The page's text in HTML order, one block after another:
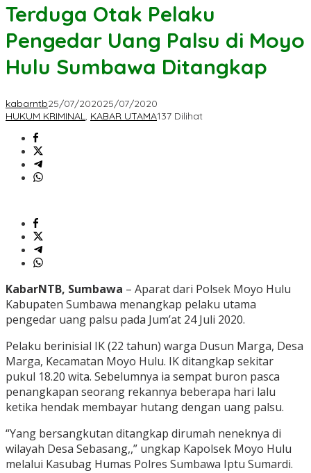
Terduga Otak Pelaku
Pengedar Uang Palsu di Moyo
Hulu Sumbawa Ditangkap
kabarntb25/07/202025/07/2020
HUKUM KRIMINAL, KABAR UTAMA137 Dilihat
KabarNTB, Sumbawa – Aparat dari Polsek Moyo Hulu
Kabupaten Sumbawa menangkap pelaku utama
pengedar uang palsu pada Jum’at 24 Juli 2020.
Pelaku berinisial IK (22 tahun) warga Dusun Marga, Desa
Marga, Kecamatan Moyo Hulu. IK ditangkap sekitar
pukul 18.20 wita. Sebelumnya ia sempat buron pasca
penangkapan seorang rekannya beberapa hari lalu
ketika hendak membayar hutang dengan uang palsu.
“Yang bersangkutan ditangkap dirumah neneknya di
wilayah Desa Sebasang,,” ungkap Kapolsek Moyo Hulu
melalui Kasubag Humas Polres Sumbawa Iptu Sumardi.